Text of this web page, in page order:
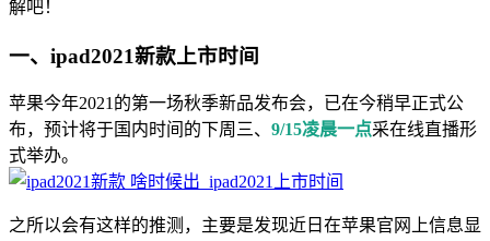
解吧！
一、ipad2021新款上市时间
苹果今年2021的第一场秋季新品发布会，已在今稍早正式公
布，预计将于国内时间的下周三、 9/15凌晨一点采在线直播形
式举办。
之所以会有这样的推测，主要是发现近日在苹果官网上信息显